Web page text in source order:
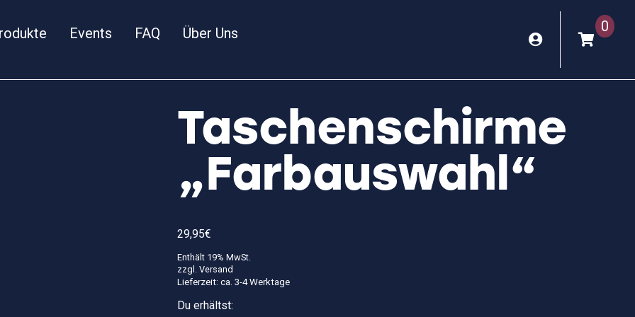
Events FAQ Über Uns 0
Taschenschirme
„Farbauswahl“
29,95€
Enthält 19% MwSt.
zzgl. Versand
Lieferzeit: ca. 3-4 Werktage
Du erhältst: